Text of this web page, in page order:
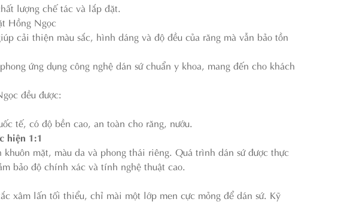
lượng chế tác và lắp đặt.
Hồng Ngọc
cải thiện màu sắc, hình dáng và độ đều của răng mà vẫn bảo tồn
ứng dụng công nghệ dán sứ chuẩn y khoa, mang đến cho khách
đều được:
tế, có độ bền cao, an toàn cho răng, nướu.
hiện 1:1
mặt, màu da và phong thái riêng. Quá trình dán sứ được thực
bảo độ chính xác và tính nghệ thuật cao.
xâm lấn tối thiểu, chỉ mài một lớp men cực mỏng để dán sứ. Kỹ